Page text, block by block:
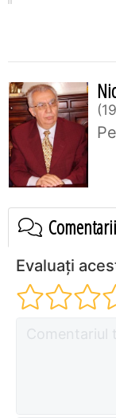
Comentarii
Evaluați